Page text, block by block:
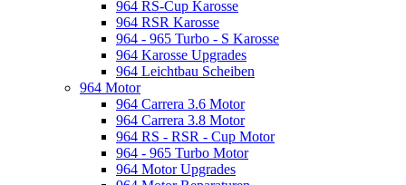
964 RS-Cup Karosse
964 RSR Karosse
964 - 965 Turbo - S Karosse
964 Karosse Upgrades
964 Leichtbau Scheiben
964 Motor
964 Carrera 3.6 Motor
964 Carrera 3.8 Motor
964 RS - RSR - Cup Motor
964 - 965 Turbo Motor
964 Motor Upgrades